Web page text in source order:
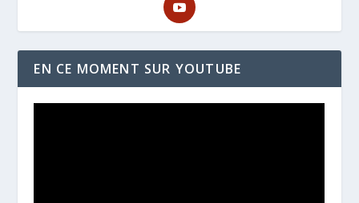
EN CE MOMENT SUR YOUTUBE